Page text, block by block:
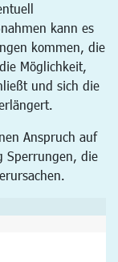
kann es
kommen, die
Möglichkeit,
und sich die
Anspruch auf
Sperrungen, die